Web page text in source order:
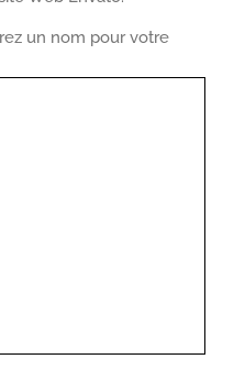
un nom pour votre